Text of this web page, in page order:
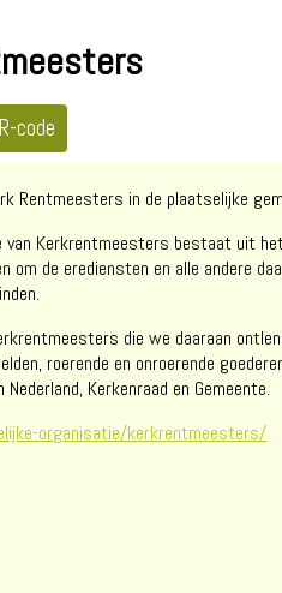
Rentmeesters in de plaatselijke
Kerkrentmeesters bestaat uit
om de erediensten en alle andere
die we daaraan
roerende en onroerende
Kerkenraad en Gemeente.
organisatie/kerkrentmeesters/